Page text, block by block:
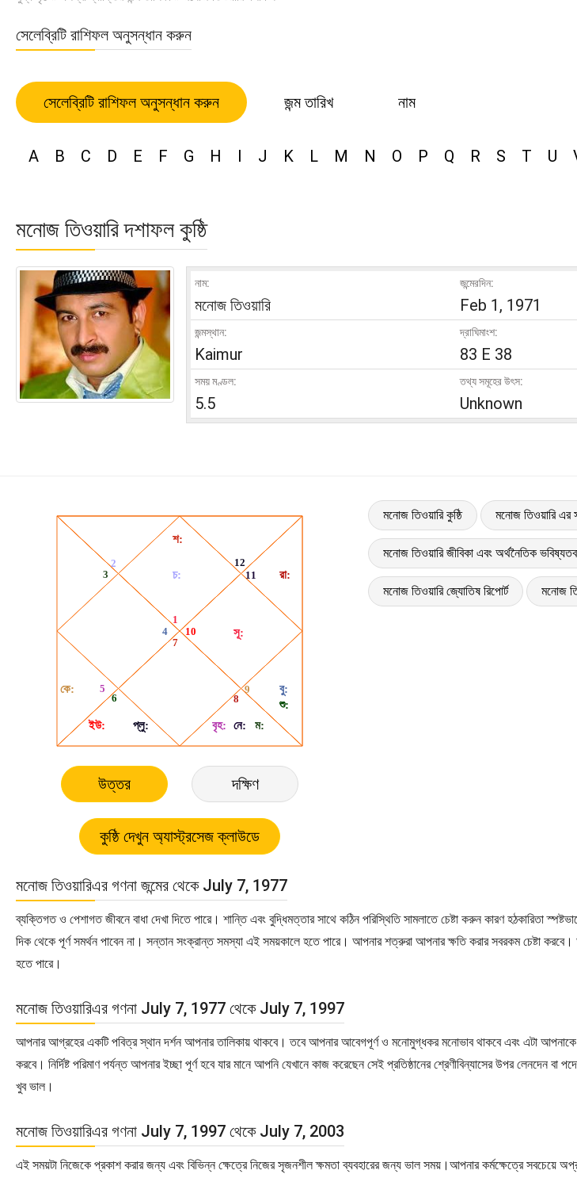
সেলেব্রিটি রাশিফল অনুসন্ধান করুন
সেলেব্রিটি রাশিফল অনুসন্ধান করুন জন্ম তারিখ নাম
A B C D E F G H I J K L M N O P Q R S T U
মনোজ তিওয়ারি দশাফল কুষ্ঠি
নাম:
মনোজ তিওয়ারি
জন্মেরদিন:
Feb 1, 1971
জন্মস্থান:
Kaimur
দ্রাঘিমাংশ:
83 E 38
সময় মণ্ডল:
5.5
তথ্য সমূহের উৎস:
Unknown
উত্তর দক্ষিণ
মনোজ তিওয়ারি কুষ্ঠি মনোজ তিওয়ারি এর
মনোজ তিওয়ারি জীবিকা এবং অর্থনৈতিক
মনোজ তিওয়ারি জ্যোতিষ রিপোর্ট মনোজ
মনোজ তিওয়ারিএর গণনা জন্মের থেকে July 7, 1977
ব্যক্তিগত ও পেশাগত জীবনে বাধা দেখা দিতে পারে। শান্তি এবং বুদ্ধিমত্তার সাথে কঠিন পরিস্থিতি সামলাতে চেষ্টা করুন কারণ হঠকারিতা
দিক থেকে পূর্ণ সমর্থন পাবেন না। সন্তান সংক্রান্ত সমস্যা এই সময়কালে হতে পারে। আপনার শত্রুরা আপনার ক্ষতি করার সবরকম চেষ্টা
হতে পারে।
মনোজ তিওয়ারিএর গণনা July 7, 1977 থেকে July 7, 1997
আপনার আগ্রহের একটি পবিত্র স্থান দর্শন আপনার তালিকায় থাকবে। তবে আপনার আবেগপূর্ণ ও মনোমুগ্ধকর মনোভাব থাকবে এবং এটা আপনাকে
করবে। নির্দিষ্ট পরিমাণ পর্যন্ত আপনার ইচ্ছা পূর্ণ হবে যার মানে আপনি যেখানে কাজ করেছেন সেই প্রতিষ্ঠানের শ্রেণীবিন্যাসের উপর
খুব ভাল।
মনোজ তিওয়ারিএর গণনা July 7, 1997 থেকে July 7, 2003
এই সময়টা নিজেকে প্রকাশ করার জন্য এবং বিভিন্ন ক্ষেত্রে নিজের সৃজনশীল ক্ষমতা ব্যবহারের জন্য ভাল সময়।আপনার কর্মক্ষেত্রে সবচেয়ে